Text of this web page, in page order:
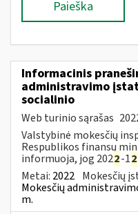
Paieška
Informacinis
administravimo
socialinio
Web turinio sąrašas
Valstybinė mokesčių
Respublikos finansų
informuoja, jog 2022-12
Metai: 2022 Mokesčių
Mokesčių
m.